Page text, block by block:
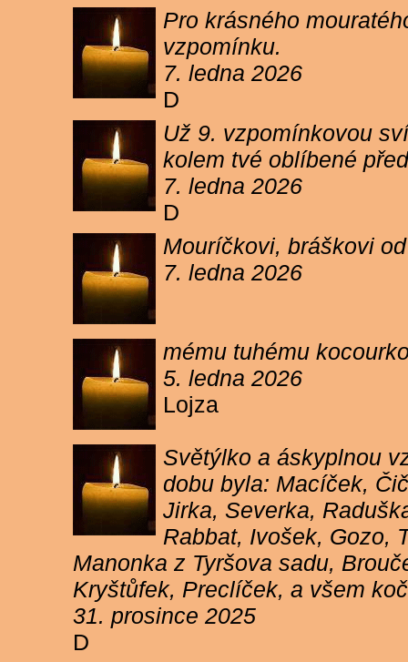
Pro krásného
vzpomínku.
7. ledna 2026
D
Už 9. vzpomínkovou
kolem tvé oblíbené
7. ledna 2026
D
Mouríčkovi, bráškovi
7. ledna 2026
mému tuhému
5. ledna 2026
Lojza
Světýlko a áskyplnou
dobu byla: Macíček,
Jirka, Severka,
Rabbat, Ivošek, Gozo,
Manonka z Tyršova sadu,
Kryštůfek, Preclíček, a všem
31. prosince 2025
D